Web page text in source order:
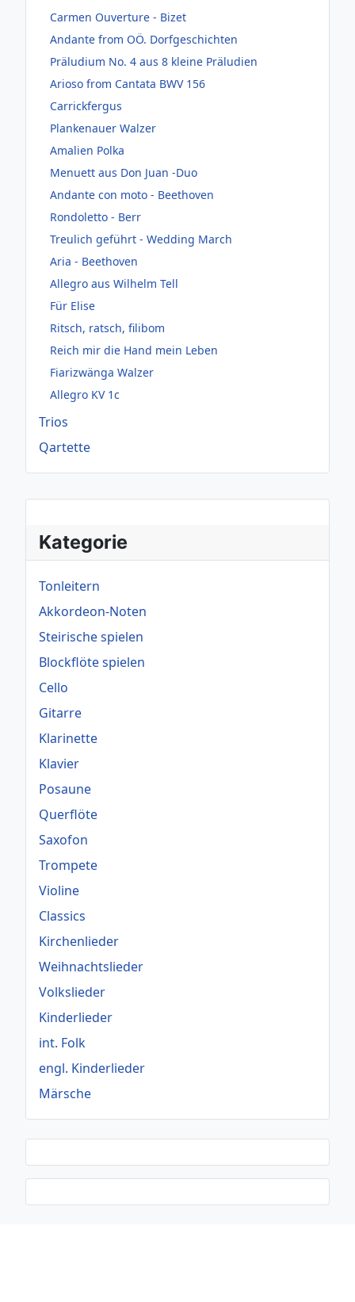
Kategorie
Tonleitern
Akkordeon-Noten
Steirische spielen
Blockflöte spielen
Cello
Gitarre
Klarinette
Klavier
Posaune
Querflöte
Saxofon
Trompete
Violine
Classics
Kirchenlieder
Weihnachtslieder
Volkslieder
Kinderlieder
int. Folk
engl. Kinderlieder
Märsche
Carmen Ouverture - Bizet
Andante from OÖ. Dorfgeschichten
Präludium No. 4 aus 8 kleine Präludien
Arioso from Cantata BWV 156
Carrickfergus
Plankenauer Walzer
Amalien Polka
Menuett aus Don Juan -Duo
Andante con moto - Beethoven
Rondoletto - Berr
Treulich geführt - Wedding March
Aria - Beethoven
Allegro aus Wilhelm Tell
Für Elise
Ritsch, ratsch, filibom
Reich mir die Hand mein Leben
Fiarizwänga Walzer
Allegro KV 1c
Trios
Qartette